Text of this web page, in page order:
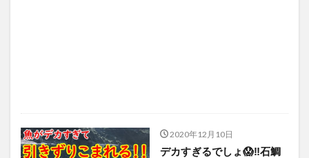
2020年12月10日
デカすぎるでしょ😱‼️石鯛